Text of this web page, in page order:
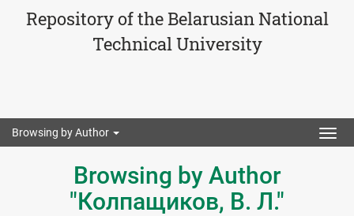
Repository of the Belarusian National
Technical University
Browsing by Author
Browsing by Author
"Колпащиков, В. Л."